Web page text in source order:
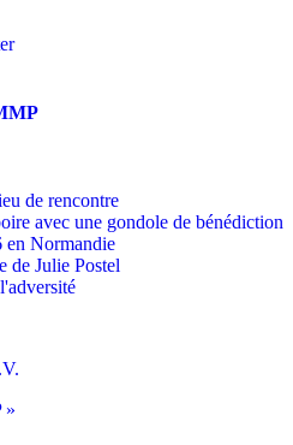
de rencontre
avec une gondole de bénédiction
en Normandie
de Julie Postel
»